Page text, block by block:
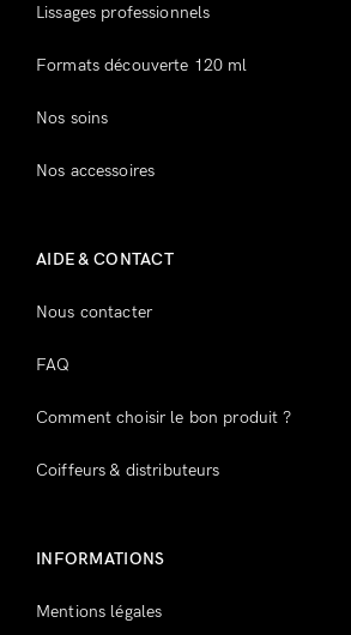
Lissages professionnels
Formats découverte 120 ml
Nos soins
Nos accessoires
AIDE & CONTACT
Nous contacter
FAQ
Comment choisir le bon produit ?
Coiffeurs & distributeurs
INFORMATIONS
Mentions légales